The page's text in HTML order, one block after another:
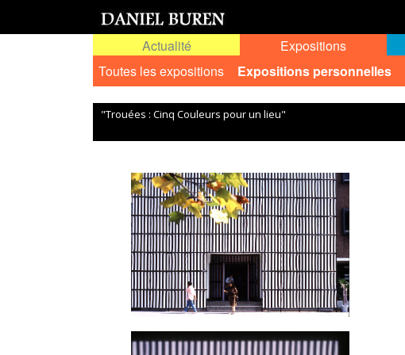
Actualité
Expositions
Toutes les expositions
Expositions personnelles
"Trouées : Cinq Couleurs pour un lieu"